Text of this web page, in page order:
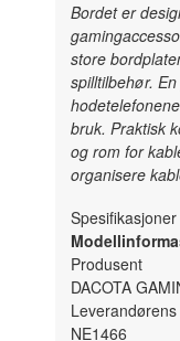
Bordet er
store
spilltilbehør.
bruk. Praktisk
og rom for
organisere
Spesifikasjoner
Produsent
DACOTA
NE1466